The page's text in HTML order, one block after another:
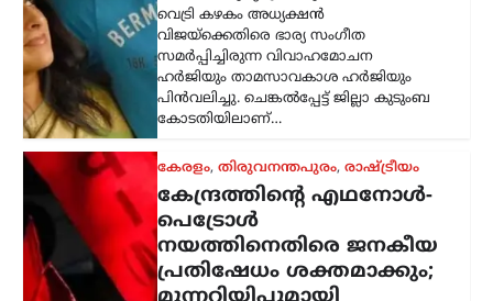
വിമർശനവുമായി സിപിഐഎം പോളിറ്റ്
ബ്യൂറോ. ഭക്ഷ്യവിളകൾ ഇന്ധന
ഉൽപ്പാദനത്തിനായി വ്യാപകമായി
ഉപയോഗിക്കുന്നത് രാജ്യത്തിന്റെ
ഭക്ഷ്യസുരക്ഷയെ ബാധിക്കുമെന്നാണ്
പാർട്ടി മുന്നറിയിപ്പ് നൽകിയത്.…
കേരളം, തിരുവനന്തപുരം, വാർത്തകൾ
അടിയന്തര
സാഹചര്യത്തിൽ
വെടിവെക്കാൻ നിർദേശം;
അർജുൻ
ആയങ്കിക്കായുള്ള